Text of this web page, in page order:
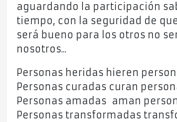
aguardando la participación
tiempo, con la seguridad de
será bueno para los otros no
nosotros...
Personas heridas hieren
Personas curadas curan
Personas amadas aman
Personas transformadas